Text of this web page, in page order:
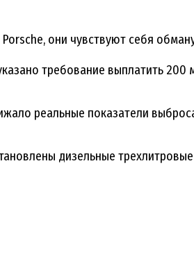
они чувствуют себя
требование выплатить 200
реальные показатели
дизельные